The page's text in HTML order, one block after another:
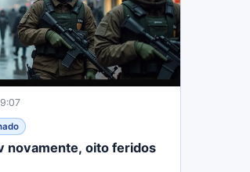
novamente, oito feridos